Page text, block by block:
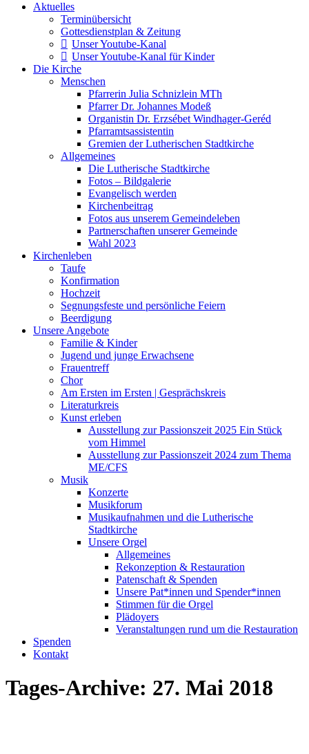
Aktuelles
Terminübersicht
Gottesdienstplan & Zeitung
Unser Youtube-Kanal
Unser Youtube-Kanal für Kinder
Die Kirche
Menschen
Pfarrerin Julia Schnizlein MTh
Pfarrer Dr. Johannes Modeß
Organistin Dr. Erzsébet Windhager-Geréd
Pfarramtsassistentin
Gremien der Lutherischen Stadtkirche
Allgemeines
Die Lutherische Stadtkirche
Fotos – Bildgalerie
Evangelisch werden
Kirchenbeitrag
Fotos aus unserem Gemeindeleben
Partnerschaften unserer Gemeinde
Wahl 2023
Kirchenleben
Taufe
Konfirmation
Hochzeit
Segnungsfeste und persönliche Feiern
Beerdigung
Unsere Angebote
Familie & Kinder
Jugend und junge Erwachsene
Frauentreff
Chor
Am Ersten im Ersten | Gesprächskreis
Literaturkreis
Kunst erleben
Ausstellung zur Passionszeit 2025 Ein Stück
vom Himmel
Ausstellung zur Passionszeit 2024 zum Thema
ME/CFS
Musik
Konzerte
Musikforum
Musikaufnahmen und die Lutherische
Stadtkirche
Unsere Orgel
Allgemeines
Rekonzeption & Restauration
Patenschaft & Spenden
Unsere Pat*innen und Spender*innen
Stimmen für die Orgel
Plädoyers
Veranstaltungen rund um die Restauration
Spenden
Kontakt
Tages-Archive: 27. Mai 2018